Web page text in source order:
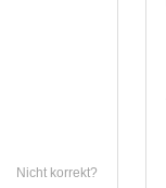
Nicht korrekt?